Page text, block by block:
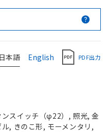
日本語 English PDF出力
ンスイッチ（φ22）, 照光, 金
, きのこ形, モーメンタリ,